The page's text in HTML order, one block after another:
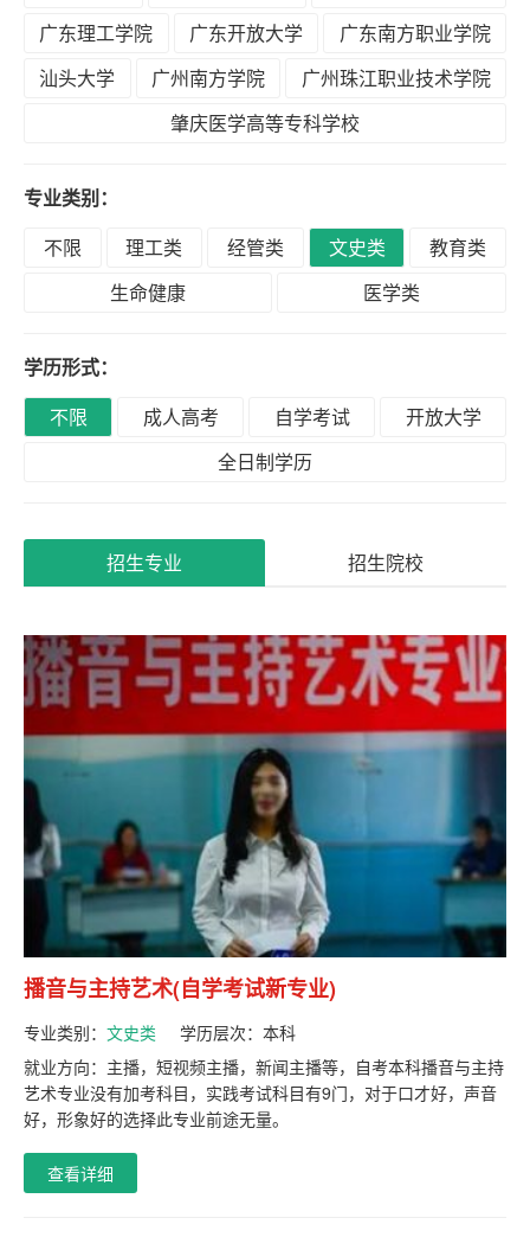
广东理工学院
广东开放大学
广东南方职业学院
汕头大学
广州南方学院
广州珠江职业技术学院
肇庆医学高等专科学校
专业类别：
不限
理工类 经管类 文史类
教育类
生命健康
医学类
学历形式：
不限
成人高考 自学考试
开放大学
全日制学历
招生专业 招生院校
播音与主持艺术(自学考试新专业)
专业类别： 文史类 学历层次： 本科
就业方向：主播，短视频主播，新闻主播等，自考本科播音与主持
艺术专业没有加考科目，实践考试科目有9门，对于口才好，声音
好，形象好的选择此专业前途无量。
查看详细